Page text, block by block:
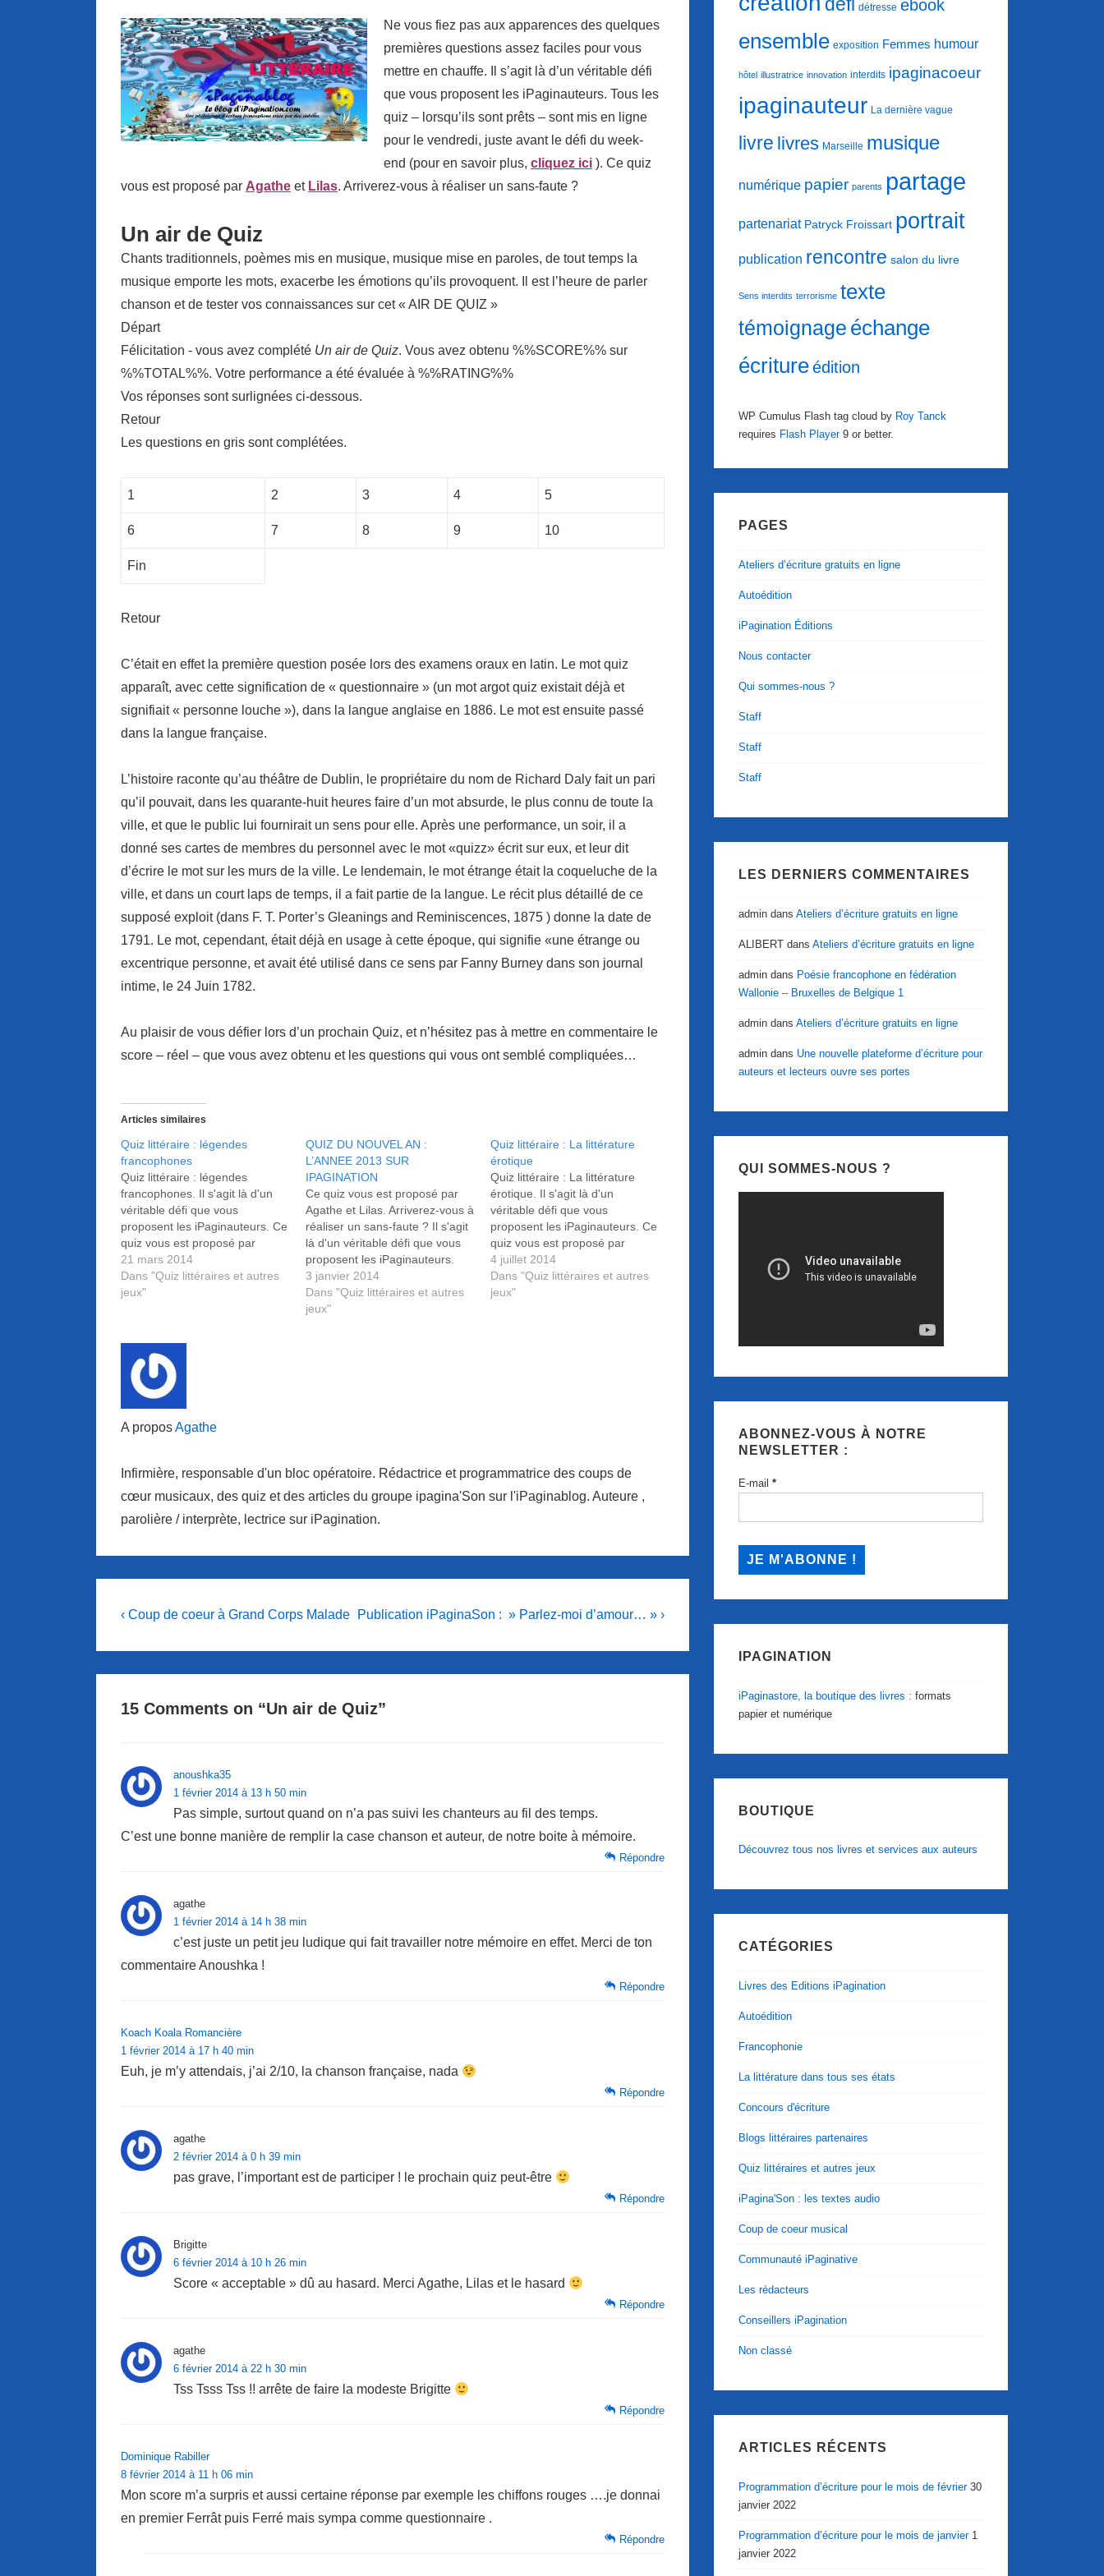
Ne vous fiez pas aux apparences des quelques
premières questions assez faciles pour vous
mettre en chauffe. Il s’agit là d’un véritable défi
que vous proposent les iPaginauteurs. Tous les
quiz – lorsqu’ils sont prêts – sont mis en ligne
pour le vendredi, juste avant le défi du week-
end (pour en savoir plus, cliquez ici ). Ce quiz
vous est proposé par Agathe et Lilas. Arriverez-vous à réaliser un sans-faute ?
Un air de Quiz
Chants traditionnels, poèmes mis en musique, musique mise en paroles, de tout temps la
musique emporte les mots, exacerbe les émotions qu’ils provoquent. Il est l’heure de parler
chanson et de tester vos connaissances sur cet « AIR DE QUIZ »
Départ
Félicitation - vous avez complété Un air de Quiz. Vous avez obtenu %%SCORE%% sur
%%TOTAL%%. Votre performance a été évaluée à %%RATING%%
Vos réponses sont surlignées ci-dessous.
Retour
Les questions en gris sont complétées.
1 2 3 4 5
6 7 8 9 10
Fin
Retour
C’était en effet la première question posée lors des examens oraux en latin. Le mot quiz
apparaît, avec cette signification de « questionnaire » (un mot argot quiz existait déjà et
signifiait « personne louche »), dans la langue anglaise en 1886. Le mot est ensuite passé
dans la langue française.
L’histoire raconte qu’au théâtre de Dublin, le propriétaire du nom de Richard Daly fait un pari
qu’il pouvait, dans les quarante-huit heures faire d’un mot absurde, le plus connu de toute la
ville, et que le public lui fournirait un sens pour elle. Après une performance, un soir, il a
donné ses cartes de membres du personnel avec le mot «quizz» écrit sur ​​eux, et leur dit
d’écrire le mot sur ​​les murs de la ville. Le lendemain, le mot étrange était la coqueluche de la
ville, et dans un court laps de temps, il a fait partie de la langue. Le récit plus détaillé de ce
supposé exploit (dans F. T. Porter’s Gleanings and Reminiscences, 1875 ) donne la date de
1791. Le mot, cependant, était déjà en usage à cette époque, qui signifie «une étrange ou
excentrique personne, et avait été utilisé dans ce sens par Fanny Burney dans son journal
intime, le 24 Juin 1782.
Au plaisir de vous défier lors d’un prochain Quiz, et n’hésitez pas à mettre en commentaire le
score – réel – que vous avez obtenu et les questions qui vous ont semblé compliquées…
Articles similaires
Quiz littéraire : légendes
francophones
Quiz littéraire : légendes
francophones. Il s'agit là d'un
véritable défi que vous
proposent les iPaginauteurs. Ce
quiz vous est proposé par
Agathe et Lilas. Arriverez-vous à
réaliser un sans-faute ?
21 mars 2014
Dans "Quiz littéraires et autres
jeux"
QUIZ DU NOUVEL AN :
L’ANNEE 2013 SUR
IPAGINATION
Ce quiz vous est proposé par
Agathe et Lilas. Arriverez-vous à
réaliser un sans-faute ? Il s'agit
là d'un véritable défi que vous
proposent les iPaginauteurs.
3 janvier 2014
Dans "Quiz littéraires et autres
jeux"
Quiz littéraire : La littérature
érotique
Quiz littéraire : La littérature
érotique. Il s'agit là d'un
véritable défi que vous
proposent les iPaginauteurs. Ce
quiz vous est proposé par
Agathe et Lilas. Arriverez-vous à
réaliser un sans-faute ?
4 juillet 2014
Dans "Quiz littéraires et autres
jeux"
A proposAgathe
Infirmière, responsable d'un bloc opératoire. Rédactrice et programmatrice des coups de
cœur musicaux, des quiz et des articles du groupe ipagina'Son sur l'iPaginablog. Auteure ,
parolière / interprète, lectrice sur iPagination.
Navigation
l’article
Previous
‹ Coup de coeur à Grand Corps Malade Next
Publication iPaginaSon : » Parlez-moi d’amour… » ›
15 Comments on “Un air de Quiz”
anoushka35
1 février 2014 à 13 h 50 min
Pas simple, surtout quand on n’a pas suivi les chanteurs au fil des temps.
C’est une bonne manière de remplir la case chanson et auteur, de notre boite à mémoire.
Répondre
agathe
1 février 2014 à 14 h 38 min
c’est juste un petit jeu ludique qui fait travailler notre mémoire en effet. Merci de ton
commentaire Anoushka !
Répondre
Koach Koala Romancière
1 février 2014 à 17 h 40 min
Euh, je m’y attendais, j’ai 2/10, la chanson française, nada
Répondre
agathe
2 février 2014 à 0 h 39 min
pas grave, l’important est de participer ! le prochain quiz peut-être
Répondre
Brigitte
6 février 2014 à 10 h 26 min
Score « acceptable » dû au hasard. Merci Agathe, Lilas et le hasard
Répondre
agathe
6 février 2014 à 22 h 30 min
Tss Tsss Tss !! arrête de faire la modeste Brigitte
Répondre
Dominique Rabiller
8 février 2014 à 11 h 06 min
Mon score m’a surpris et aussi certaine réponse par exemple les chiffons rouges ….je donnai
en premier Ferrât puis Ferré mais sympa comme questionnaire .
Répondre
défi détresse ebook
ensemble exposition Femmes humour
hôtel illustratrice innovation interdits ipaginacoeur
ipaginauteur La dernière vague
livre livres Marseille musique
numérique papier parents partage
partenariat Patryck Froissart portrait
publication rencontre salon du livre
Sens interdits terrorisme texte
témoignage échange
écritureédition
WP Cumulus Flash tag cloud by Roy Tanck
requires Flash Player9 or better.
PAGES
Ateliers d’écriture gratuits en ligne
Autoédition
iPagination Éditions
Nous contacter
Qui sommes-nous ?
Staff
Staff
Staff
LES DERNIERS COMMENTAIRES
admin dansAteliers d’écriture gratuits en ligne
ALIBERT dansAteliers d’écriture gratuits en ligne
admin dans Poésie francophone en fédération
Wallonie – Bruxelles de Belgique 1
admin dansAteliers d’écriture gratuits en ligne
admin dans Une nouvelle plateforme d’écriture pour
auteurs et lecteurs ouvre ses portes
QUI SOMMES-NOUS ?
ABONNEZ-VOUS À NOTRE
NEWSLETTER :
E-mail*
IPAGINATION
iPaginastore, la boutique des livres : formats
papier et numérique
BOUTIQUE
Découvrez tous nos livres et services aux auteurs
CATÉGORIES
Livres des Editions iPagination
Autoédition
Francophonie
La littérature dans tous ses états
Concours d'écriture
Blogs littéraires partenaires
Quiz littéraires et autres jeux
iPagina'Son : les textes audio
Coup de coeur musical
Communauté iPaginative
Les rédacteurs
Conseillers iPagination
Non classé
ARTICLES RÉCENTS
Programmation d’écriture pour le mois de février 30
janvier 2022
Programmation d’écriture pour le mois de janvier 1
janvier 2022